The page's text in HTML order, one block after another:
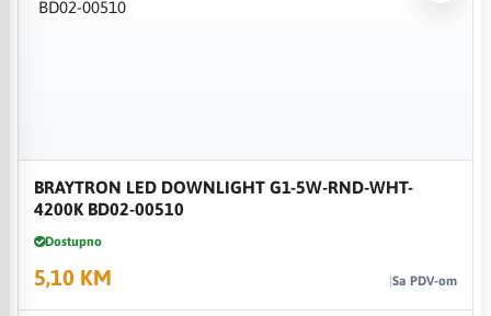
BRAYTRON LED DOWNLIGHT G1-5W-RND-WHT-
4200K BD02-00510
Dostupno
5,10 KM Sa PDV-om